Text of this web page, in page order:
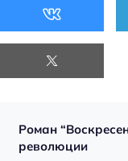
Роман
революции